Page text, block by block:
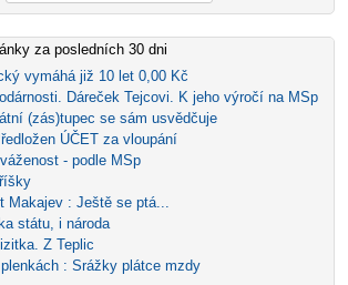
za posledních 30 dni
vymáhá již 10 let 0,00 Kč
Dáreček Tejcovi. K jeho výročí na MSp
(zás)tupec se sám usvědčuje
ÚČET za vloupání
- podle MSp
Makajev : Ještě se ptá...
státu, i národa
Z Teplic
plenkách : Srážky plátce mzdy